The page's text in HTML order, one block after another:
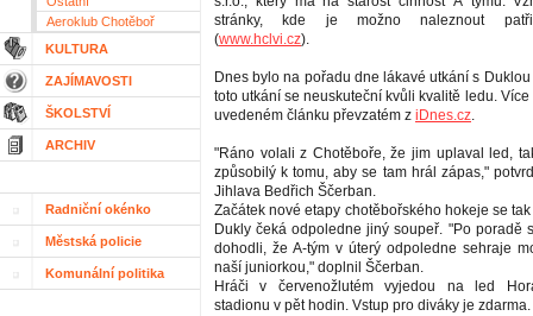
Aeroklub Chotěboř
KULTURA
ZAJÍMAVOSTI
ŠKOLSTVÍ
ARCHIV
Radniční okénko
Městská policie
Komunální politika
stránky, kde je možno naleznout
(www.hclvi.cz).
Dnes bylo na pořadu dne lákavé utkání s
toto utkání se neuskuteční kvůli kvalitě ledu.
uvedeném článku převzatém z iDnes.cz.
"Ráno volali z Chotěboře, že jim uplaval led,
způsobilý k tomu, aby se tam hrál zápas,"
Jihlava Bedřich Ščerban.
Začátek nové etapy chotěbořského hokeje se
Dukly čeká odpoledne jiný soupeř. "Po poradě
dohodli, že A-tým v úterý odpoledne sehraje
naší juniorkou," doplnil Ščerban.
Hráči v červenožlutém vyjedou na led
stadionu v pět hodin. Vstup pro diváky je zdarma.